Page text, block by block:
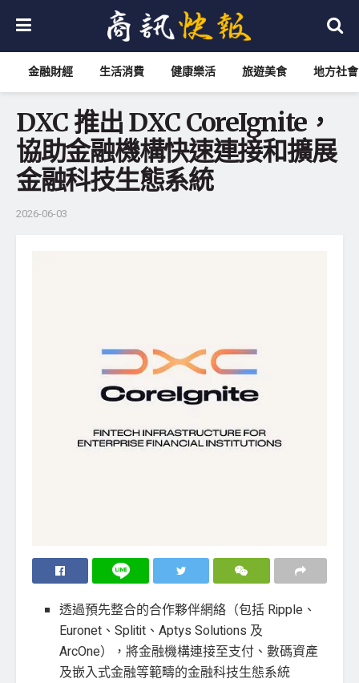
金融財經 生活消費 健康樂活 旅遊美食 地方社會
DXC 推出 DXC CoreIgnite，
協助金融機構快速連接和擴展
金融科技生態系統
2026-06-03
透過預先整合的合作夥伴網絡（包括 Ripple、
Euronet、Splitit、Aptys Solutions 及
ArcOne），將金融機構連接至支付、數碼資產
及嵌入式金融等範疇的金融科技生態系統